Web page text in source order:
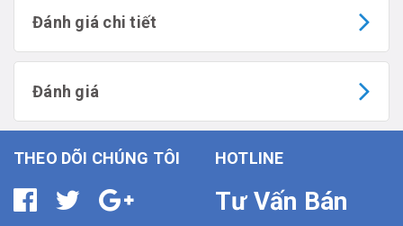
Đánh giá chi tiết
Đánh giá
THEO DÕI CHÚNG TÔI HOTLINE
Tư Vấn Bán